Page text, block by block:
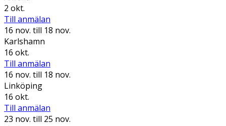
2 okt.
Till anmälan
16 nov. till 18 nov.
Karlshamn
16 okt.
Till anmälan
16 nov. till 18 nov.
Linköping
16 okt.
Till anmälan
23 nov. till 25 nov.